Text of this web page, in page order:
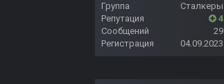
Группа
Сталкеры
Репутация
4
Сообщений
29
Регистрация
04.09.2023